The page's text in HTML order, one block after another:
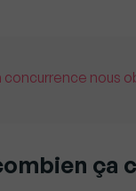
nous
ça